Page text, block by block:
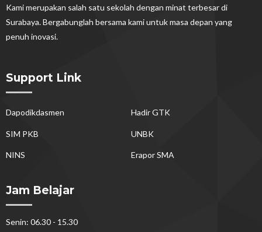
Kami merupakan salah satu sekolah dengan minat terbesar di
Surabaya. Bergabunglah bersama kami untuk masa depan yang
penuh inovasi.
Support Link
Dapodikdasmen Hadir GTK
SIM PKB UNBK
NINS Erapor SMA
Jam Belajar
Senin: 06.30 - 15.30